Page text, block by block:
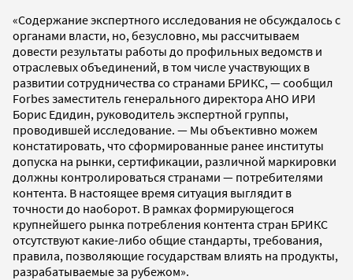
«Содержание экспертного исследования не обсуждалось с
органами власти, но, безусловно, мы рассчитываем
довести результаты работы до профильных ведомств и
отраслевых объединений, в том числе участвующих в
развитии сотрудничества со странами БРИКС, — сообщил
Forbes заместитель генерального директора АНО ИРИ
Борис Едидин, руководитель экспертной группы,
проводившей исследование. — Мы объективно можем
констатировать, что сформированные ранее институты
допуска на рынки, сертификации, различной маркировки
должны контролироваться странами — потребителями
контента. В настоящее время ситуация выглядит в
точности до наоборот. В рамках формирующегося
крупнейшего рынка потребления контента стран БРИКС
отсутствуют какие-либо общие стандарты, требования,
правила, позволяющие государствам влиять на продукты,
разрабатываемые за рубежом».